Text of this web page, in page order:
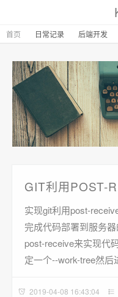
首页 日常记录 后端开发
GIT利用POST-
实现git利用post-
完成代码部署到服务
post-receive来实现代
定一个--work-tree然
2019-04-08 16:43:04